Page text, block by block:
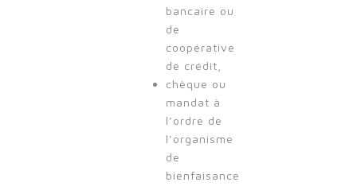
bancaire ou
de
coopérative
de crédit,
chèque ou
mandat à
l’ordre de
l’organisme
de
bienfaisance